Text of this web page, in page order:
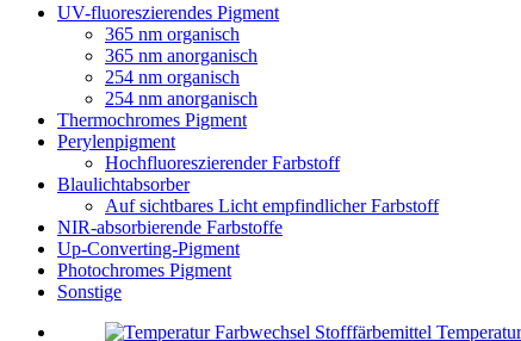
UV-fluoreszierendes Pigment
365 nm organisch
365 nm anorganisch
254 nm organisch
254 nm anorganisch
Thermochromes Pigment
Perylenpigment
Hochfluoreszierender Farbstoff
Blaulichtabsorber
Auf sichtbares Licht empfindlicher Farbstoff
NIR-absorbierende Farbstoffe
Up-Converting-Pigment
Photochromes Pigment
Sonstige